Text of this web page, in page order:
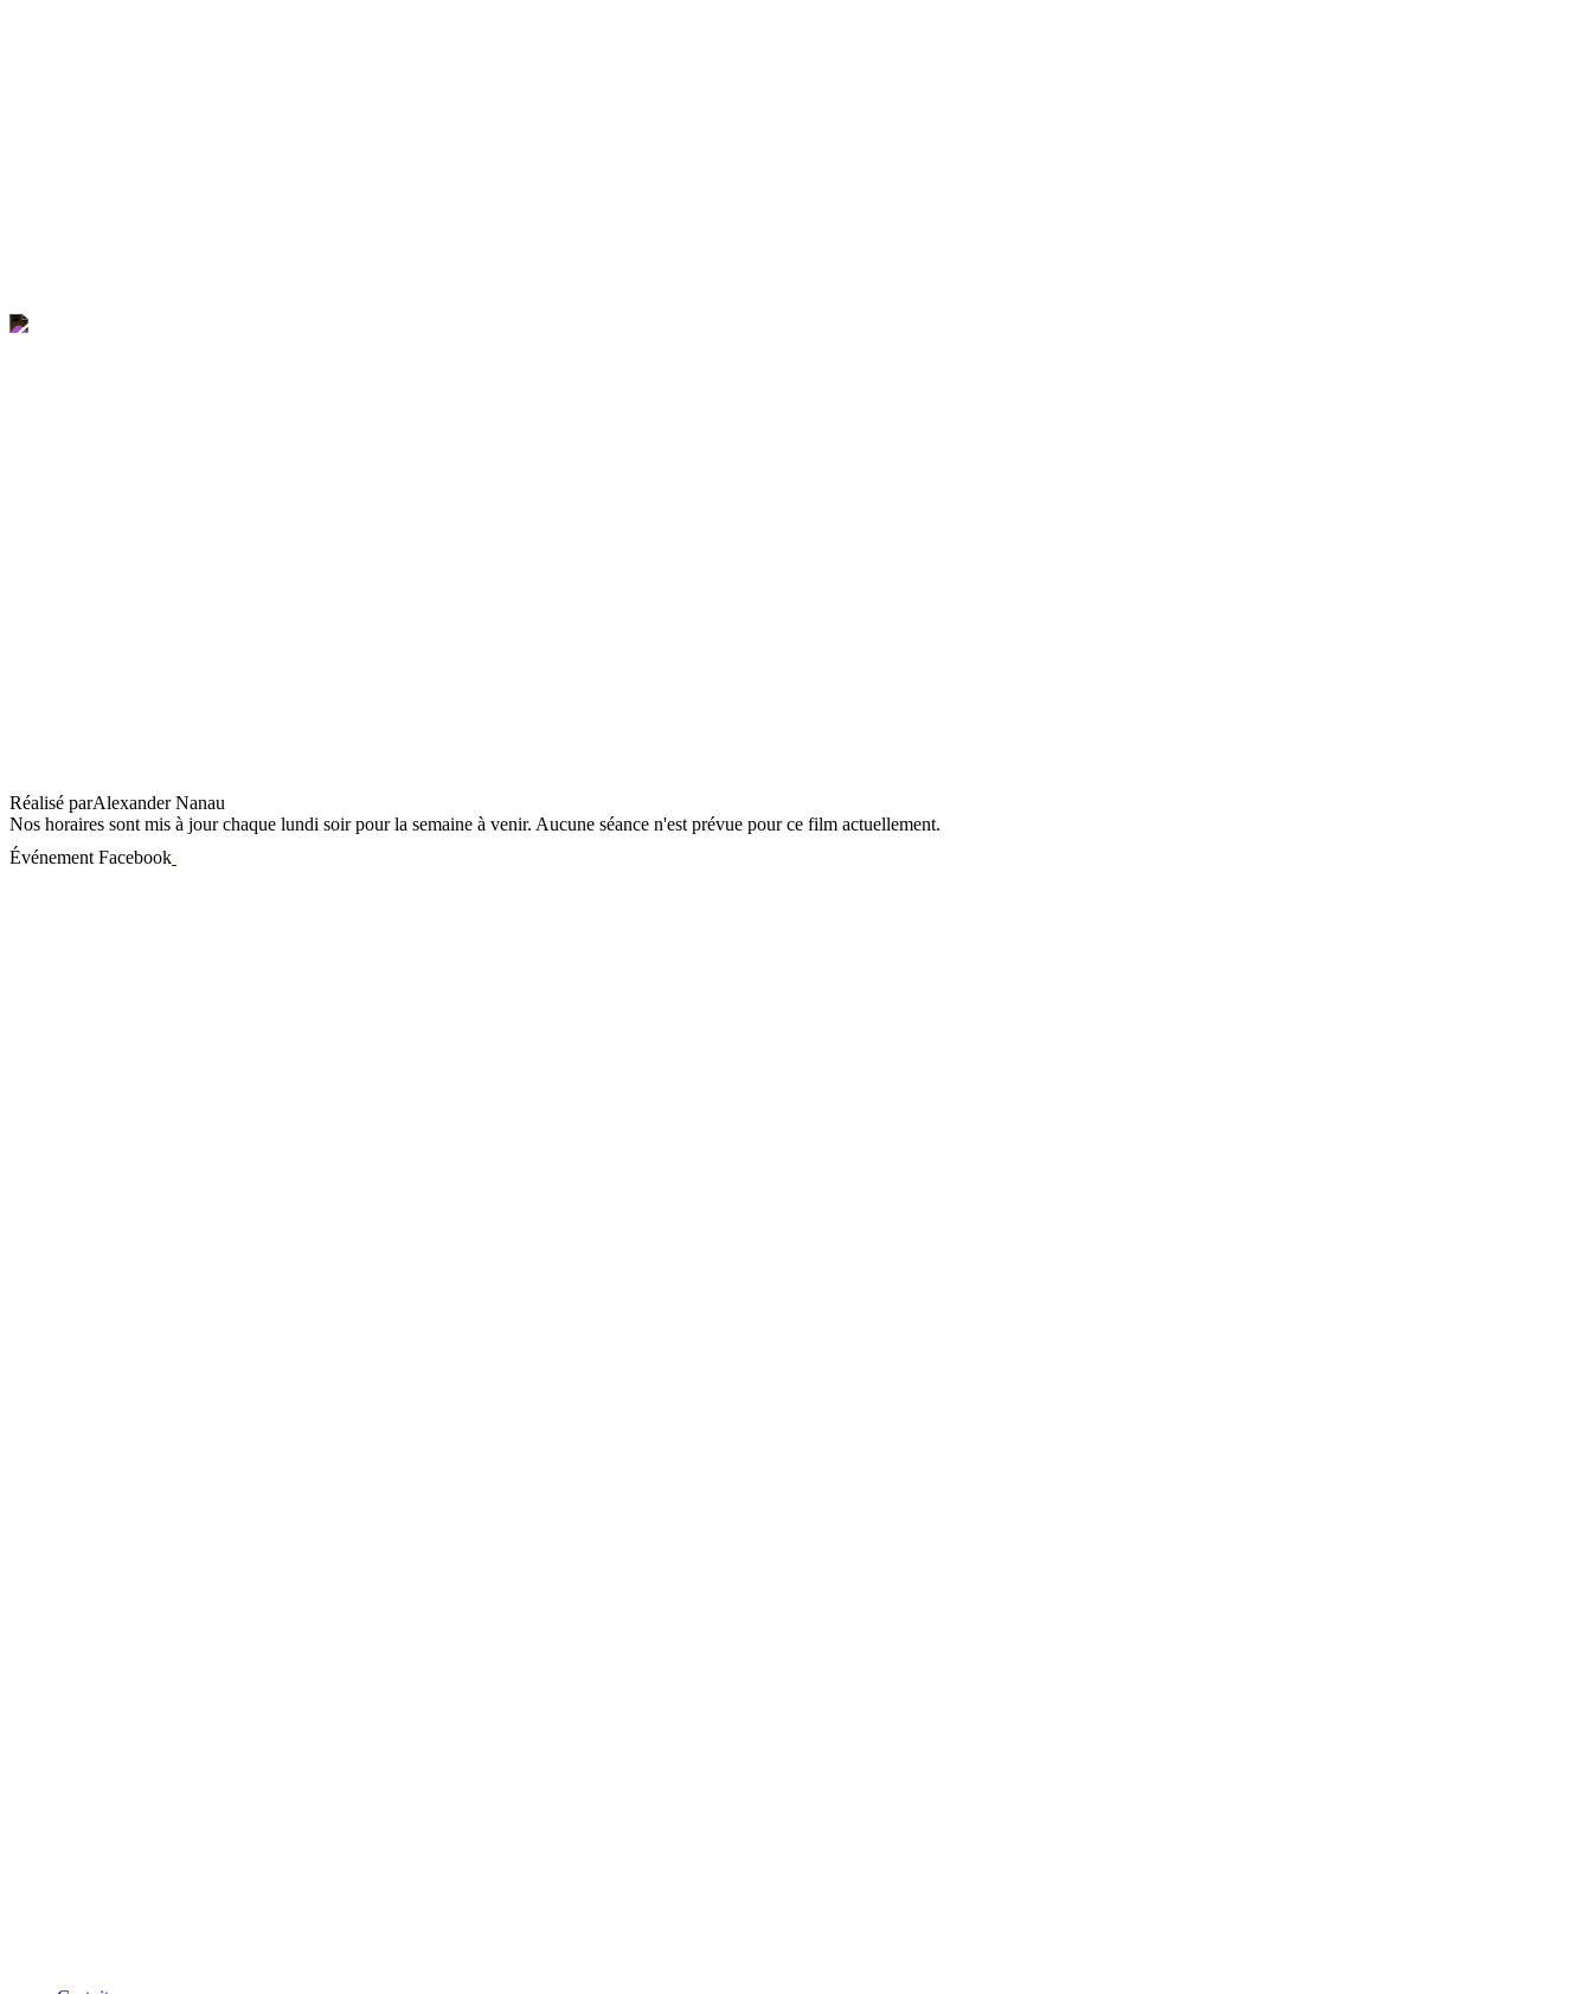
Réalisé parAlexander Nanau
Nos horaires sont mis à jour chaque lundi soir pour la semaine à venir. Aucune séance n'est prévue pour ce film actuellement.
Événement Facebook